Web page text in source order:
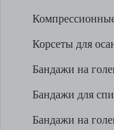
Корсеты для
Бандажи на
Бандажи для
Бандажи на